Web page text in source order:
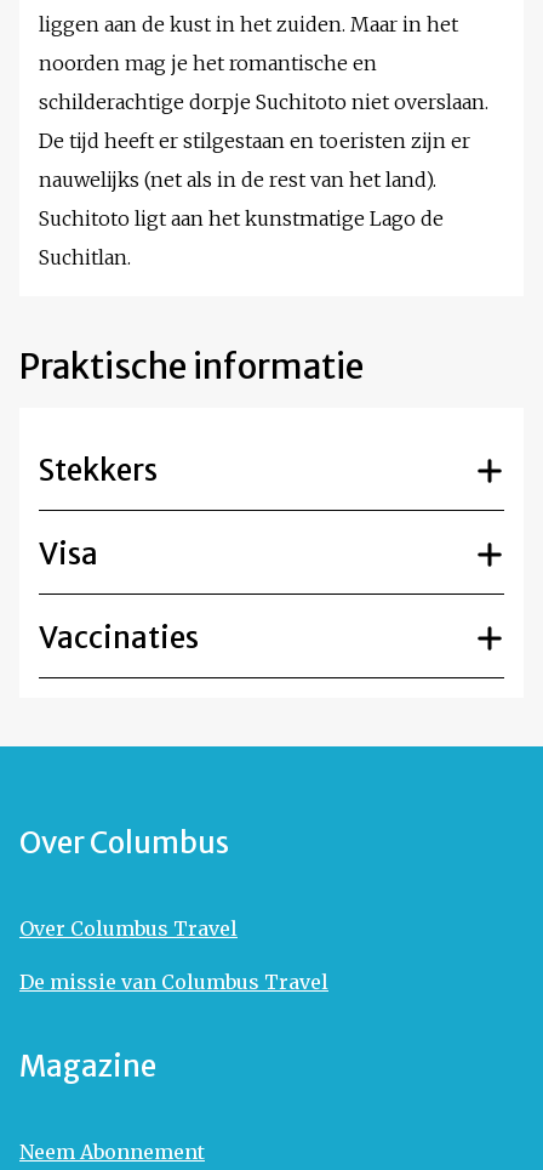
liggen aan de kust in het zuiden. Maar in het
noorden mag je het romantische en
schilderachtige dorpje Suchitoto niet overslaan.
De tijd heeft er stilgestaan en toeristen zijn er
nauwelijks (net als in de rest van het land).
Suchitoto ligt aan het kunstmatige Lago de
Suchitlan.
Praktische informatie
Stekkers
Visa
Vaccinaties
Over Columbus
Over Columbus Travel
De missie van Columbus Travel
Magazine
Neem Abonnement